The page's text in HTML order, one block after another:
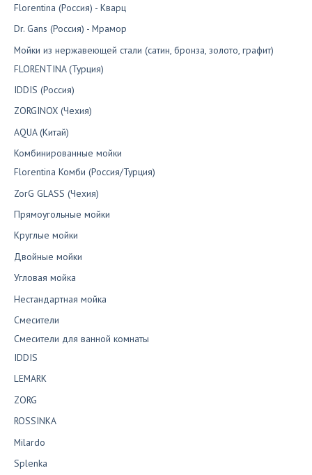
Florentina (Россия) - Кварц
Dr. Gans (Россия) - Мрамор
Мойки из нержавеющей стали (сатин, бронза, золото, графит)
FLORENTINA (Турция)
IDDIS (Россия)
ZORGINOX (Чехия)
AQUA (Китай)
Комбинированные мойки
Florentina Комби (Россия/Турция)
ZorG GLASS (Чехия)
Прямоугольные мойки
Круглые мойки
Двойные мойки
Угловая мойка
Нестандартная мойка
Смесители
Смесители для ванной комнаты
IDDIS
LEMARK
ZORG
ROSSINKA
Milardo
Splenka